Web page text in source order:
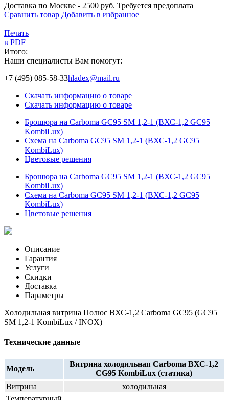
Доставка по Москве - 2500 руб. Требуется предоплата
Сравнить товар Добавить в избранное
Печать
в PDF
Итого:
Наши специалисты Вам помогут:
+7 (495) 085-58-33hladex@mail.ru
Скачать информацию о товаре
Скачать информацию о товаре
Брошюра на Carboma GC95 SM 1,2-1 (ВХС-1,2 GC95
KombiLux)
Схема на Carboma GC95 SM 1,2-1 (ВХС-1,2 GC95
KombiLux)
Цветовые решения
Брошюра на Carboma GC95 SM 1,2-1 (ВХС-1,2 GC95
KombiLux)
Схема на Carboma GC95 SM 1,2-1 (ВХС-1,2 GC95
KombiLux)
Цветовые решения
Описание
Гарантия
Услуги
Скидки
Доставка
Параметры
Холодильная витрина Полюс ВХС-1,2 Carboma GC95 (GC95
SM 1,2-1 KombiLux / INOX)
Технические данные
Модель
Витрина холодильная Carboma ВХС-1,2
CG95 KombiLux (статика)
Витрина
холодильная